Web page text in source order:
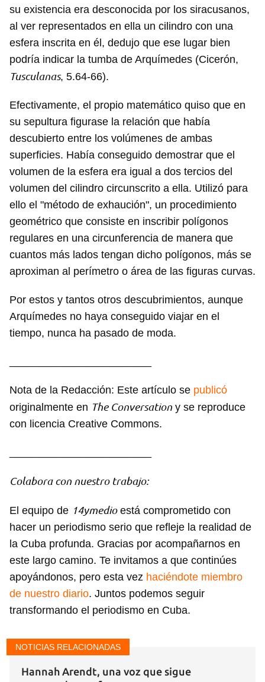
su existencia era desconocida por los siracusanos,
al ver representados en ella un cilindro con una
esfera inscrita en él, dedujo que ese lugar bien
podría indicar la tumba de Arquímedes (Cicerón,
Tusculanas, 5.64-66).
Efectivamente, el propio matemático quiso que en
su sepultura figurase la relación que había
descubierto entre los volúmenes de ambas
superficies. Había conseguido demostrar que el
volumen de la esfera era igual a dos tercios del
volumen del cilindro circunscrito a ella. Utilizó para
ello el "método de exhaución", un procedimiento
geométrico que consiste en inscribir polígonos
regulares en una circunferencia de manera que
cuantos más lados tengan dicho polígonos, más se
aproximan al perímetro o área de las figuras curvas.
Por estos y tantos otros descubrimientos, aunque
Arquímedes no haya conseguido viajar en el
tiempo, nunca ha pasado de moda.
Nota de la Redacción: Este artículo se publicó
originalmente en The Conversation y se reproduce
con licencia Creative Commons.
Colabora con nuestro trabajo:
El equipo de 14ymedioestá comprometido con
hacer un periodismo serio que refleje la realidad de
la Cuba profunda. Gracias por acompañarnos en
este largo camino. Te invitamos a que continúes
apoyándonos, pero esta vez haciéndote miembro
de nuestro diario. Juntos podemos seguir
transformando el periodismo en Cuba.
NOTICIAS RELACIONADAS
Hannah Arendt, una voz que sigue